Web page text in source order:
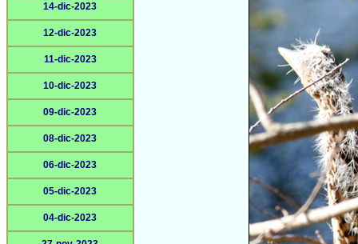
14-dic-2023
12-dic-2023
11-dic-2023
10-dic-2023
09-dic-2023
08-dic-2023
06-dic-2023
05-dic-2023
04-dic-2023